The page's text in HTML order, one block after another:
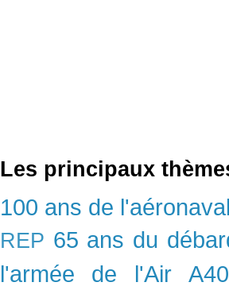
Les principaux
100 ans de
REP 65 ans du
l'armée de l'Air